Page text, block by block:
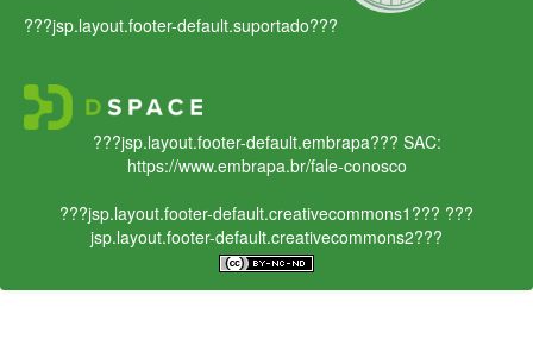
???jsp.layout.footer-default.suportado???
???jsp.layout.footer-default.embrapa??? SAC:
https://www.embrapa.br/fale-conosco
???jsp.layout.footer-default.creativecommons1??? ???
jsp.layout.footer-default.creativecommons2???